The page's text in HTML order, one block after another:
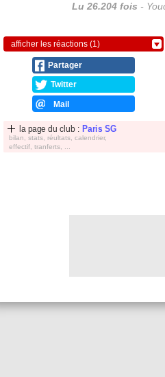
Lu 26.204 fois -
afficher les réactions (1)
Partager
Twitter
Mail
la page du club : Paris SG
bilan, stats, réultats, calendrier,
effectif, tranferts, ...